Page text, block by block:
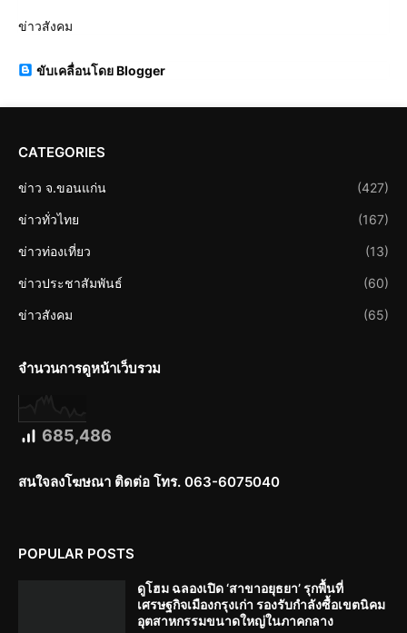
ข่าวสังคม
ขับเคลื่อนโดย Blogger
CATEGORIES
ข่าว จ.ขอนแก่น (427)
ข่าวทั่วไทย (167)
ข่าวท่องเที่ยว (13)
ข่าวประชาสัมพันธ์ (60)
ข่าวสังคม (65)
จำนวนการดูหน้าเว็บรวม
685,486
สนใจลงโฆษณา ติดต่อ โทร. 063-6075040
POPULAR POSTS
ดูโฮม ฉลองเปิด ‘สาขาอยุธยา’ รุกพื้นที่
เศรษฐกิจเมืองกรุงเก่า รองรับกำลังซื้อเขตนิคม
อุตสาหกรรมขนาดใหญ่ในภาคกลาง